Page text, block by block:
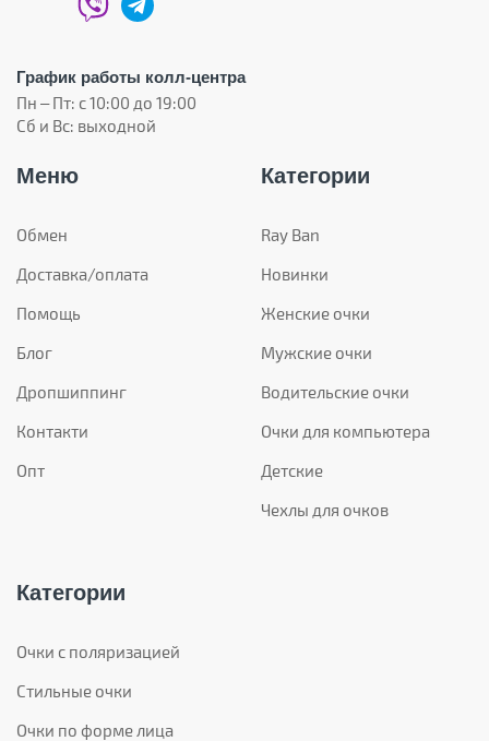
График работы колл-центра
Пн – Пт: с 10:00 до 19:00
Сб и Вс: выходной
Меню
Обмен
Доставка/оплата
Помощь
Блог
Дропшиппинг
Контакти
Опт
Категории
Ray Ban
Новинки
Женские очки
Мужские очки
Водительские очки
Очки для компьютера
Детские
Чехлы для очков
Категории
Очки с поляризацией
Стильные очки
Очки по форме лица